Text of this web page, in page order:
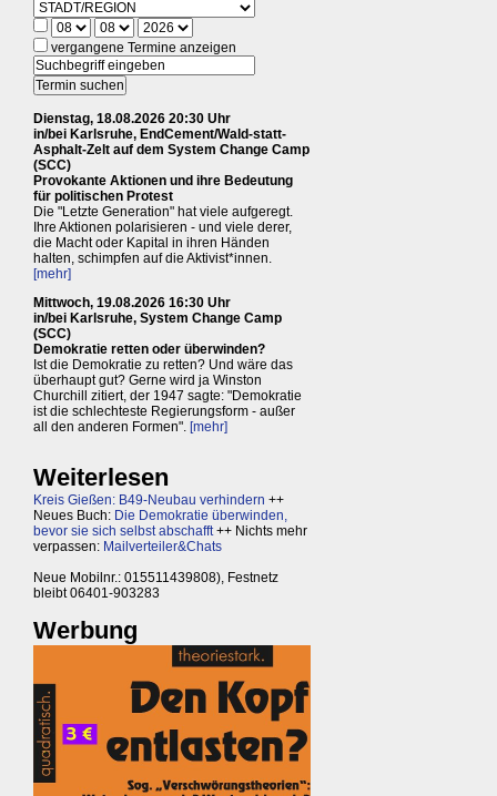
vergangene Termine anzeigen
Dienstag, 18.08.2026 20:30 Uhr
in/bei Karlsruhe, EndCement/Wald-statt-
Asphalt-Zelt auf dem System Change Camp
(SCC)
Provokante Aktionen und ihre Bedeutung
für politischen Protest
Die "Letzte Generation" hat viele aufgeregt.
Ihre Aktionen polarisieren - und viele derer,
die Macht oder Kapital in ihren Händen
halten, schimpfen auf die Aktivist*innen.
[mehr]
Mittwoch, 19.08.2026 16:30 Uhr
in/bei Karlsruhe, System Change Camp
(SCC)
Demokratie retten oder überwinden?
Ist die Demokratie zu retten? Und wäre das
überhaupt gut? Gerne wird ja Winston
Churchill zitiert, der 1947 sagte: "Demokratie
ist die schlechteste Regierungsform - außer
all den anderen Formen". [mehr]
Weiterlesen
Kreis Gießen: B49-Neubau verhindern ++
Neues Buch: Die Demokratie überwinden,
bevor sie sich selbst abschafft++ Nichts mehr
verpassen: Mailverteiler&Chats
Neue Mobilnr.: 015511439808), Festnetz
bleibt 06401-903283
Werbung